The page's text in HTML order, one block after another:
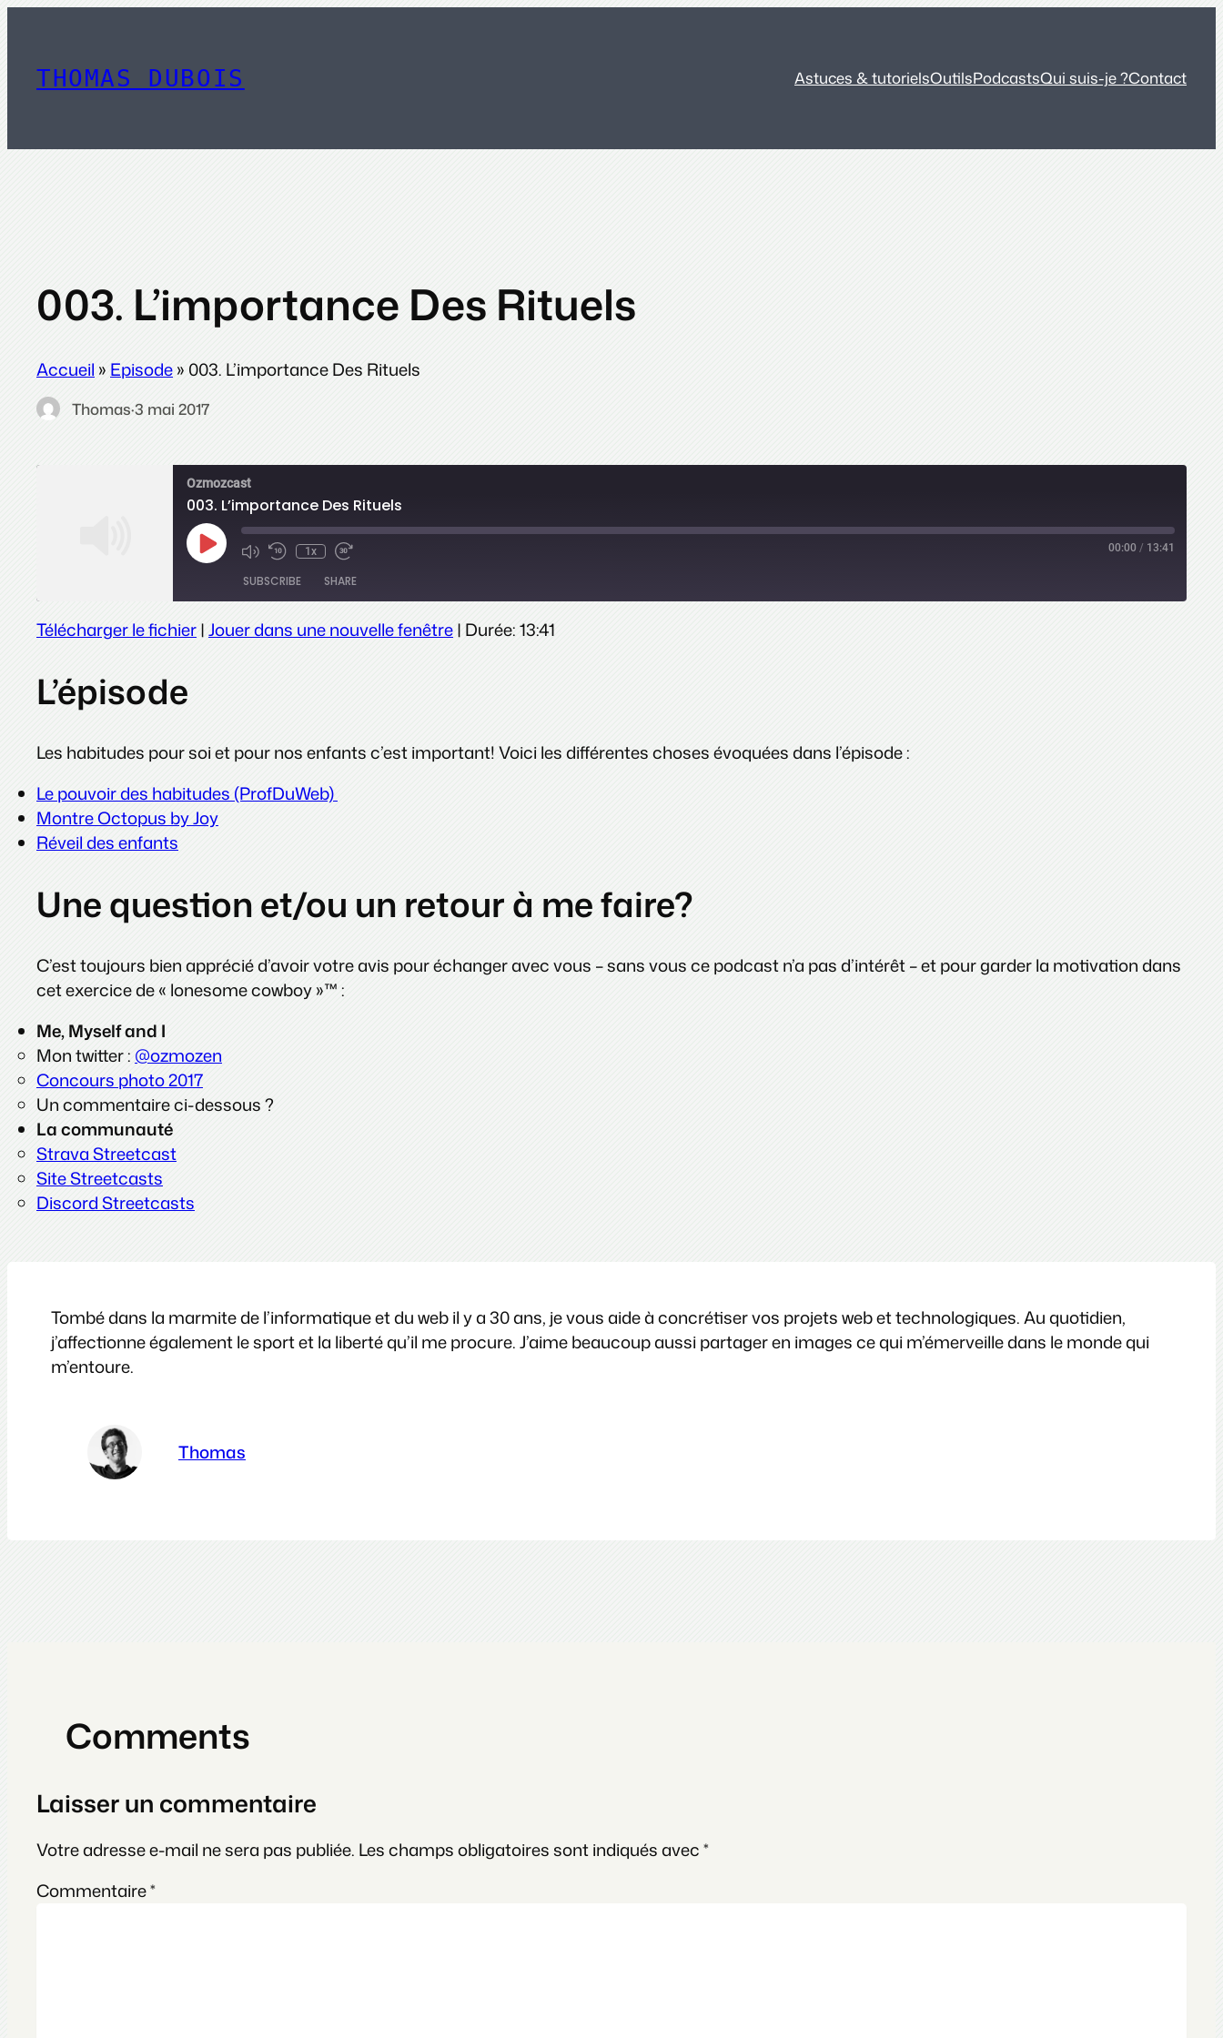
contenu
THOMAS DUBOIS Astuces & tutorielsOutilsPodcastsQui suis-je ?Contact
003. L’importance Des Rituels
Accueil » Episode» 003. L’importance Des Rituels
Thomas·3 mai 2017
Ozmozcast
003. L’importance Des Rituels
Play
Episode
1x 00:00 / 13:41
SUBSCRIBE SHARE
SHARE
LINK
Télécharger le fichier|Jouer dans une nouvelle fenêtre| Durée: 13:41
L’épisode
Les habitudes pour soi et pour nos enfants c’est important! Voici les différentes choses évoquées dans l’épisode :
Le pouvoir des habitudes (ProfDuWeb)
Montre Octopus by Joy
Réveil des enfants
Une question et/ou un retour à me faire?
C’est toujours bien apprécié d’avoir votre avis pour échanger avec vous – sans vous ce podcast n’a pas d’intérêt – et pour garder la motivation dans
cet exercice de « lonesome cowboy »™ :
Me, Myself and I
Mon twitter : @ozmozen
Concours photo 2017
Un commentaire ci-dessous ?
La communauté
Strava Streetcast
Site Streetcasts
Discord Streetcasts
Tombé dans la marmite de l’informatique et du web il y a 30 ans, je vous aide à concrétiser vos projets web et technologiques. Au quotidien,
j’affectionne également le sport et la liberté qu’il me procure. J’aime beaucoup aussi partager en images ce qui m’émerveille dans le monde qui
m’entoure.
Thomas
Comments
Laisser un commentaire
Votre adresse e-mail ne sera pas publiée. Les champs obligatoires sont indiqués avec*
Commentaire*